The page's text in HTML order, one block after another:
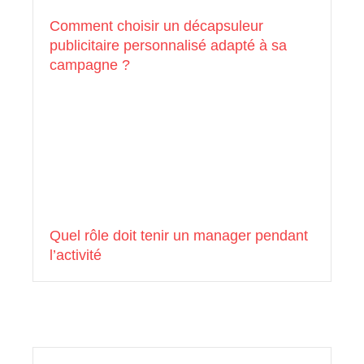
Comment choisir un décapsuleur
publicitaire personnalisé adapté à sa
campagne ?
Quel rôle doit tenir un manager pendant
l’activité